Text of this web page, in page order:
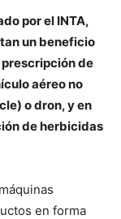
por el INTA,
un beneficio
de
aéreo no
o dron, y en
de herbicidas
en forma